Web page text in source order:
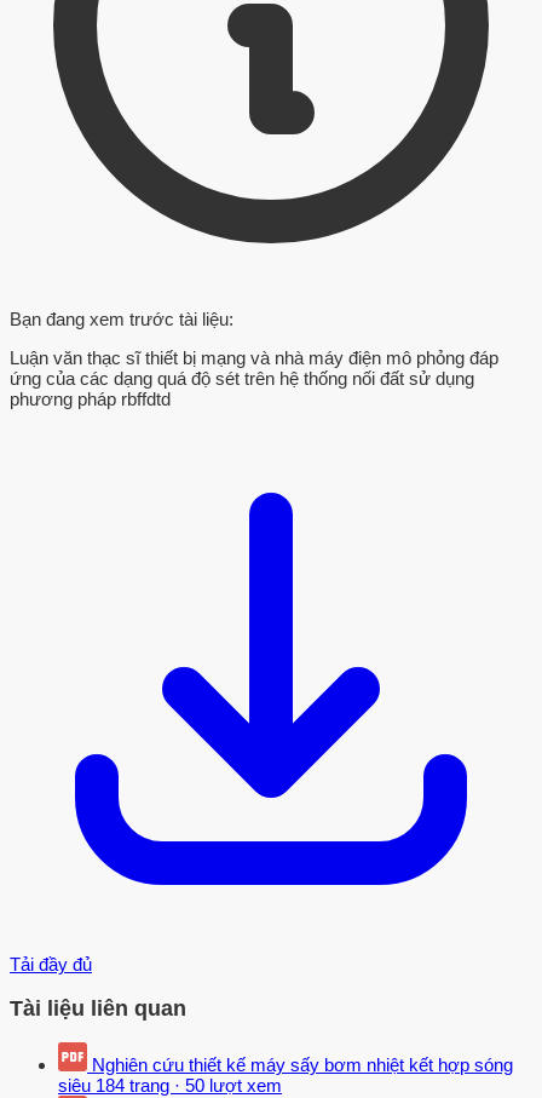
Bạn đang xem trước tài liệu:
Luận văn thạc sĩ thiết bị mạng và nhà máy điện mô phỏng đáp
ứng của các dạng quá độ sét trên hệ thống nối đất sử dụng
phương pháp rbffdtd
Tải đầy đủ
Tài liệu liên quan
Nghiên cứu thiết kế máy sấy bơm nhiệt kết hợp sóng
siêu 184 trang · 50 lượt xem